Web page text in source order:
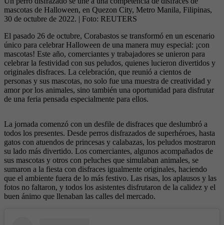
mascotas de Halloween, en Quezon City, Metro Manila, Filipinas,
30 de octubre de 2022. | Foto: REUTERS
El pasado 26 de octubre, Corabastos se transformó en un escenario
único para celebrar Halloween de una manera muy especial: ¡con
mascotas! Este año, comerciantes y trabajadores se unieron para
celebrar la festividad con sus peludos, quienes lucieron divertidos y
originales disfraces. La celebración, que reunió a cientos de
personas y sus mascotas, no solo fue una muestra de creatividad y
amor por los animales, sino también una oportunidad para disfrutar
de una feria pensada especialmente para ellos.
La jornada comenzó con un desfile de disfraces que deslumbró a
todos los presentes. Desde perros disfrazados de superhéroes, hasta
gatos con atuendos de princesas y calabazas, los peludos mostraron
su lado más divertido. Los comerciantes, algunos acompañados de
sus mascotas y otros con peluches que simulaban animales, se
sumaron a la fiesta con disfraces igualmente originales, haciendo
que el ambiente fuera de lo más festivo. Las risas, los aplausos y las
fotos no faltaron, y todos los asistentes disfrutaron de la calidez y el
buen ánimo que llenaban las calles del mercado.